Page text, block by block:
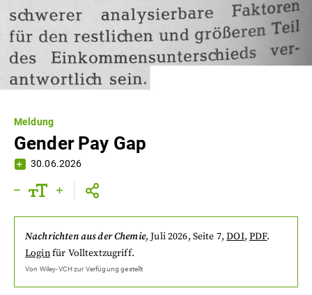
Meldung
Gender Pay Gap
30.06.2026
Nachrichten aus der Chemie,Juli 2026, Seite 7,DOI,PDF.
Loginfür Volltextzugriff.
Von Wiley-VCH zur Verfügung gestellt